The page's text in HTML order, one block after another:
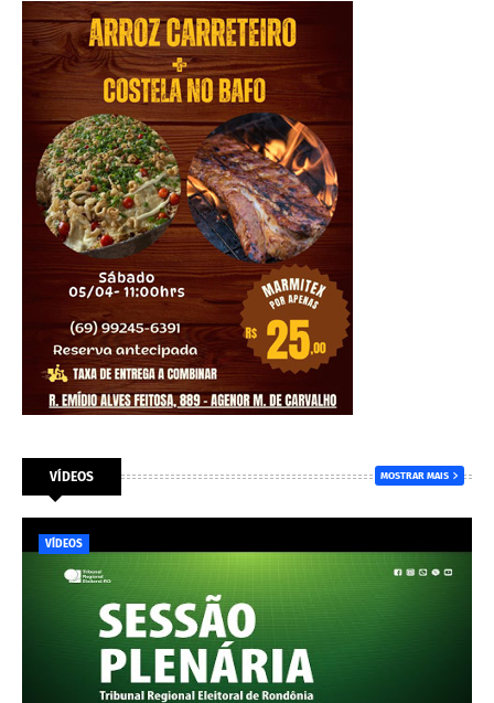
VÍDEOS MOSTRAR MAIS
VÍDEOS